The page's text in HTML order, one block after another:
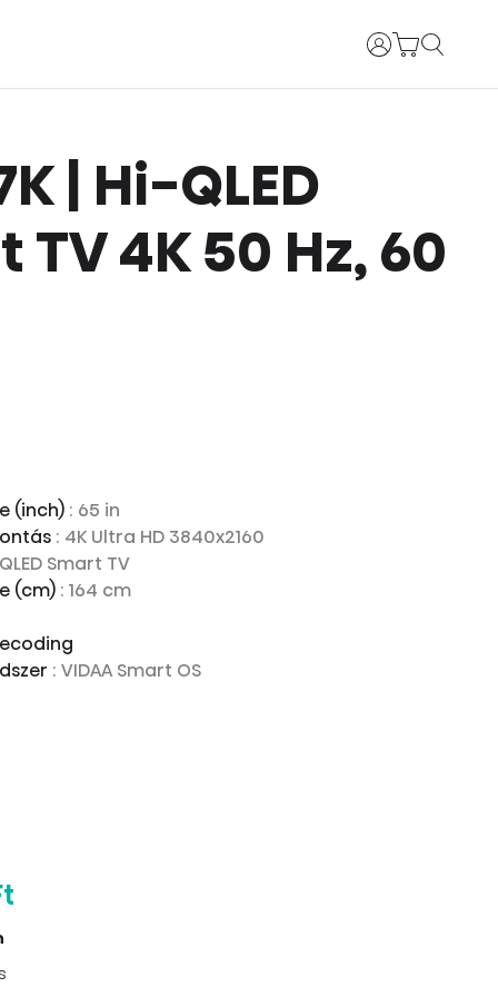
Bejelentkezés
| Hi-QLED
TV 4K 50 Hz, 60
(inch) : 65 in
: 4K Ultra HD 3840x2160
Smart TV
(cm) : 164 cm
: VIDAA Smart OS